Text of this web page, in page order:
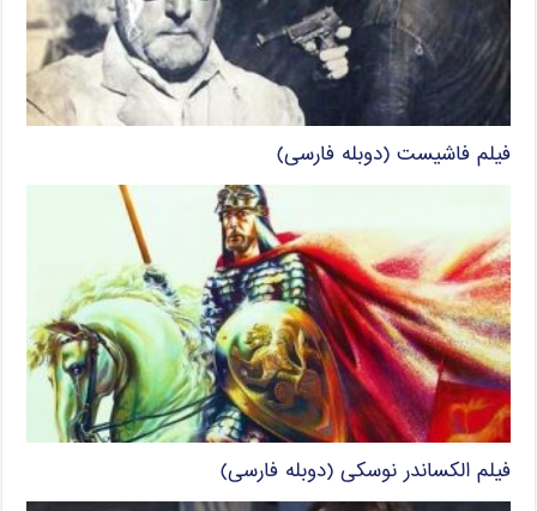
فیلم فاشیست (دوبله فارسی)
فیلم الکساندر نوسکی (دوبله فارسی)